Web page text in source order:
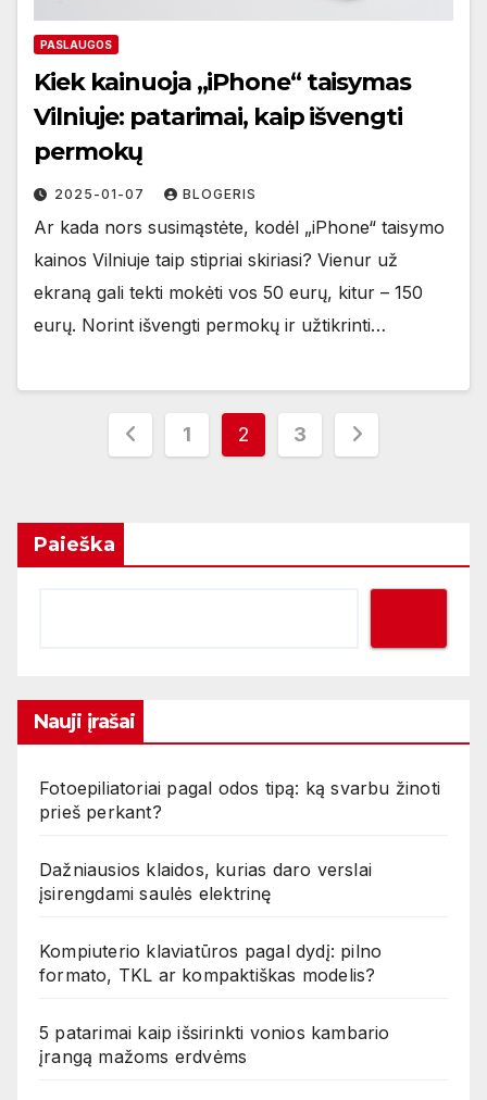
PASLAUGOS
Kiek kainuoja „iPhone“ taisymas
Vilniuje: patarimai, kaip išvengti
permokų
2025-01-07 BLOGERIS
Ar kada nors susimąstėte, kodėl „iPhone“ taisymo
kainos Vilniuje taip stipriai skiriasi? Vienur už
ekraną gali tekti mokėti vos 50 eurų, kitur – 150
eurų. Norint išvengti permokų ir užtikrinti…
Įrašų
1 2 3
Paieška
Nauji įrašai
Fotoepiliatoriai pagal odos tipą: ką svarbu žinoti
prieš perkant?
Dažniausios klaidos, kurias daro verslai
įsirengdami saulės elektrinę
Kompiuterio klaviatūros pagal dydį: pilno
formato, TKL ar kompaktiškas modelis?
5 patarimai kaip išsirinkti vonios kambario
įrangą mažoms erdvėms